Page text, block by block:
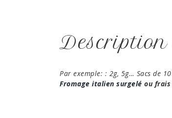
Par exemple: : 2g, 5g… Sacs de
Fromage italien surgelé ou frais